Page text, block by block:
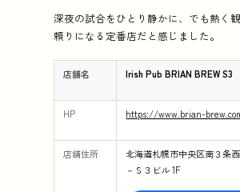
深夜の試合をひとり静かに、でも熱く
頼りになる定番店だと感じました。
店舗名 Irish Pub BRIAN BREW S3
HP https://www.brian-
店舗住所
北海道札幌市中央区南３条
－Ｓ３ビル 1F